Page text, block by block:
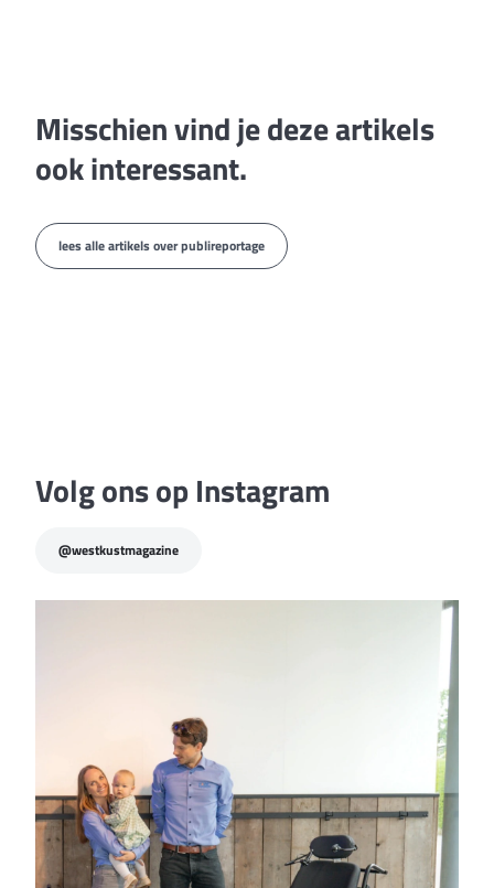
Misschien vind je deze artikels
ook interessant.
lees alle artikels over publireportage
Volg ons op Instagram
@westkustmagazine